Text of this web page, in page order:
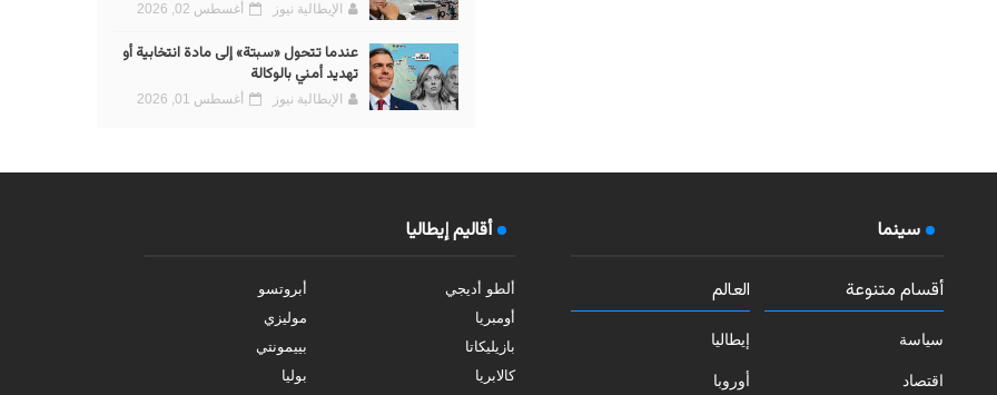
الإيطالية نيوز أغسطس 02, 2026
عندما تتحول «سبتة» إلى مادة انتخابية أو
تهديد أمني بالوكالة
الإيطالية نيوز أغسطس 01, 2026
سينما
أقسام متنوعة
سياسة
اقتصاد
العالم
إيطاليا
أوروبا
أقاليم إيطاليا
ألطو أديجي
أبروتسو
أومبريا
موليزي
بازيليكاتا
بييمونتي
كالابريا
بوليا